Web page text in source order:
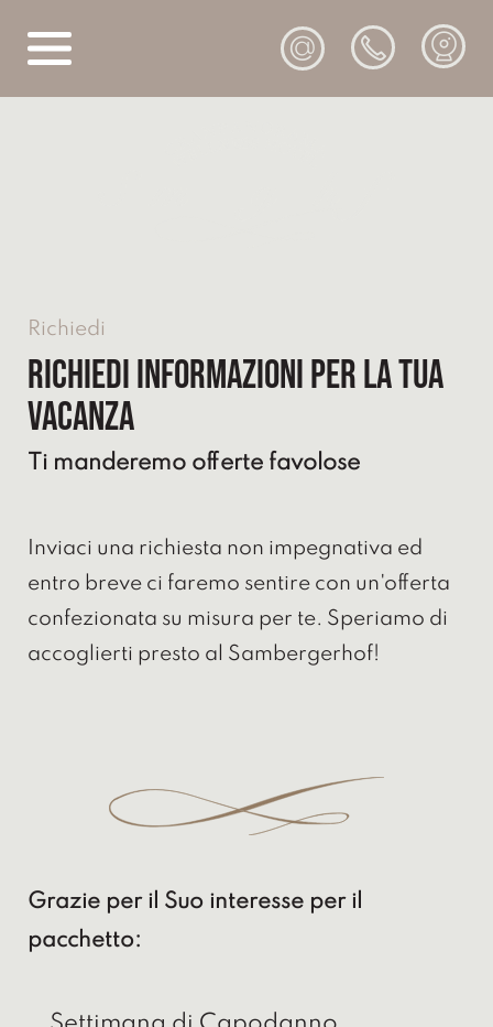
@
Richiedi
Richiedi informazioni per la tua
vacanza
Ti manderemo offerte favolose
Inviaci una richiesta non impegnativa ed
entro breve ci faremo sentire con un'offerta
confezionata su misura per te. Speriamo di
accoglierti presto al Sambergerhof!
Grazie per il Suo interesse per il
pacchetto: